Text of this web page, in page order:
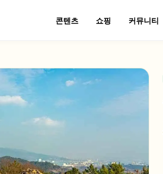
콘텐츠 쇼핑 커뮤니티